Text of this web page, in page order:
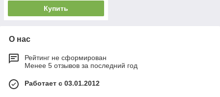
Купить
О нас
Рейтинг не сформирован
Менее 5 отзывов за последний год
Работает с 03.01.2012